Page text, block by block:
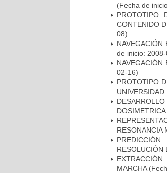
(Fecha de
PROTOTIPO
CONTENIDO
08)
NAVEGACIÓN
de inicio:
02-16)
PROTOTIPO
RESONANCIA
RESOLUCIÓN
MARCHA